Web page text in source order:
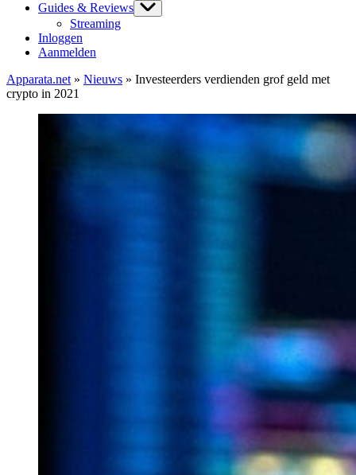
Guides & Reviews
Streaming
Inloggen
Aanmelden
Apparata.net » Nieuws » Investeerders verdienden grof geld met
crypto in 2021